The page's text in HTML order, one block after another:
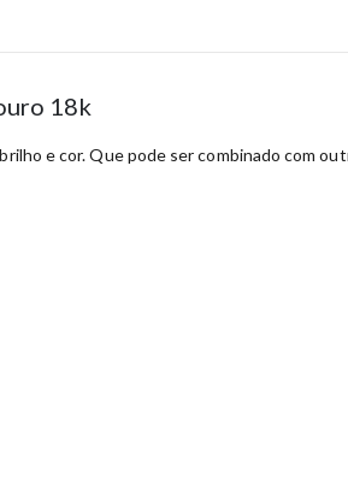
18k
e cor. Que pode ser combinado com